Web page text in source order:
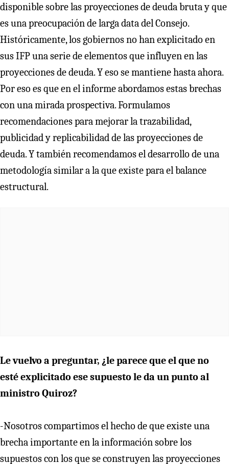
disponible sobre las proyecciones de deuda bruta y que
es una preocupación de larga data del Consejo.
Históricamente, los gobiernos no han explicitado en
sus IFP una serie de elementos que influyen en las
proyecciones de deuda. Y eso se mantiene hasta ahora.
Por eso es que en el informe abordamos estas brechas
con una mirada prospectiva. Formulamos
recomendaciones para mejorar la trazabilidad,
publicidad y replicabilidad de las proyecciones de
deuda. Y también recomendamos el desarrollo de una
metodología similar a la que existe para el balance
estructural.
Le vuelvo a preguntar, ¿le parece que el que no
esté explicitado ese supuesto le da un punto al
ministro Quiroz?
-Nosotros compartimos el hecho de que existe una
brecha importante en la información sobre los
supuestos con los que se construyen las proyecciones